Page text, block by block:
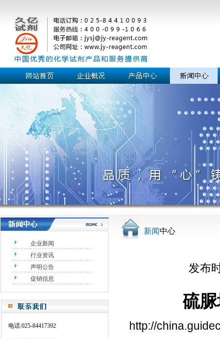
企业新闻
行业资讯
声明公告
促销信息
电话:025-84417392
新闻中心
发布
硫
http://